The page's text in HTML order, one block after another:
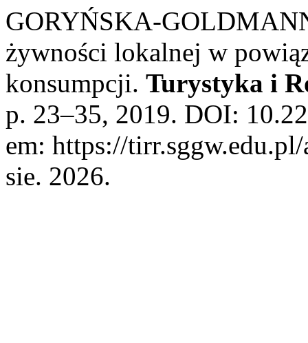
GORYŃSKA-
żywności lokalnej w
konsumpcji. Turystyka i
p. 23–35, 2019. DOI:
em: https://
sie. 2026.